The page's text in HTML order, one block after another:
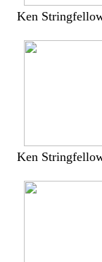
Ken
Ken